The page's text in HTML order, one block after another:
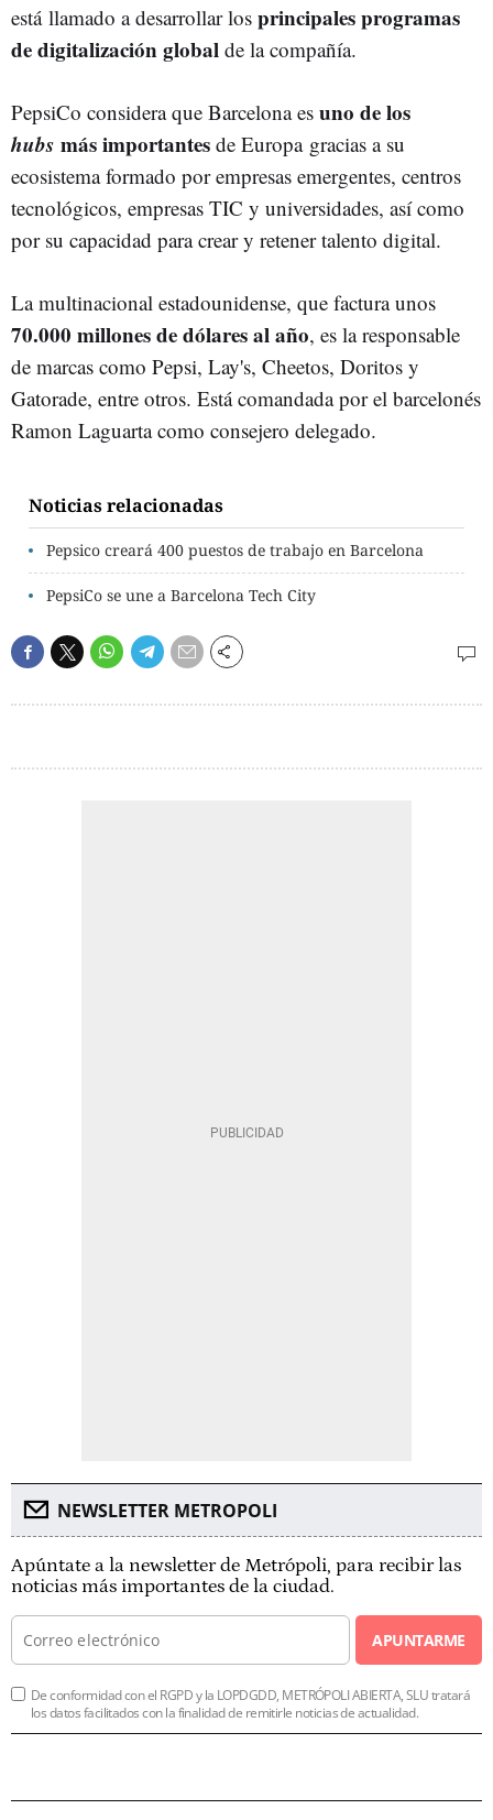
está llamado a desarrollar los principales programas
de digitalización global de la compañía.
PepsiCo considera que Barcelona es uno de los
hubs más importantes de Europa gracias a su
ecosistema formado por empresas emergentes, centros
tecnológicos, empresas TIC y universidades, así como
por su capacidad para crear y retener talento digital.
La multinacional estadounidense, que factura unos
70.000 millones de dólares al año, es la responsable
de marcas como Pepsi, Lay's, Cheetos, Doritos y
Gatorade, entre otros. Está comandada por el barcelonés
Ramon Laguarta como consejero delegado.
Noticias relacionadas
Pepsico creará 400 puestos de trabajo en Barcelona
PepsiCo se une a Barcelona Tech City
NEWSLETTER METROPOLI
Apúntate a la newsletter de Metrópoli, para recibir las
noticias más importantes de la ciudad.
APUNTARME
De conformidad con el RGPD y la LOPDGDD, METRÓPOLI ABIERTA, SLU tratará
los datos facilitados con la finalidad de remitirle noticias de actualidad.